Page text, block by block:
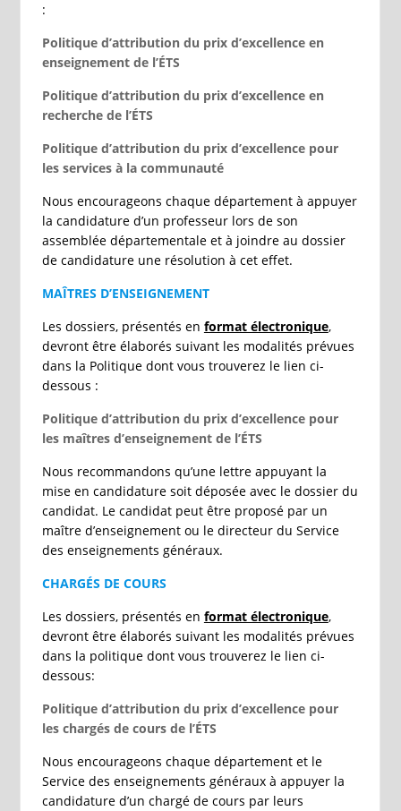
:
Politique d’attribution du prix d’excellence en
enseignement de l’ÉTS
Politique d’attribution du prix d’excellence en
recherche de l’ÉTS
Politique d’attribution du prix d’excellence pour
les services à la communauté
Nous encourageons chaque département à appuyer
la candidature d’un professeur lors de son
assemblée départementale et à joindre au dossier
de candidature une résolution à cet effet.
MAÎTRES D’ENSEIGNEMENT
Les dossiers, présentés en format électronique,
devront être élaborés suivant les modalités prévues
dans la Politique dont vous trouverez le lien ci-
dessous :
Politique d’attribution du prix d’excellence pour
les maîtres d’enseignement de l’ÉTS
Nous recommandons qu’une lettre appuyant la
mise en candidature soit déposée avec le dossier du
candidat. Le candidat peut être proposé par un
maître d’enseignement ou le directeur du Service
des enseignements généraux.
CHARGÉS DE COURS
Les dossiers, présentés en format électronique,
devront être élaborés suivant les modalités prévues
dans la politique dont vous trouverez le lien ci-
dessous:
Politique d’attribution du prix d’excellence pour
les chargés de cours de l’ÉTS
Nous encourageons chaque département et le
Service des enseignements généraux à appuyer la
candidature d’un chargé de cours par leurs